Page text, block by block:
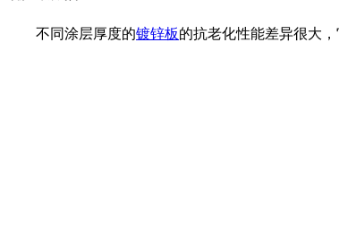
不同涂层厚度的镀锌板的抗老化性能差异很大